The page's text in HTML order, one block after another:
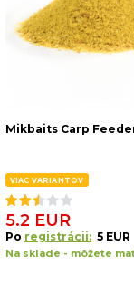
Mikbaits Carp
VIAC VARIANTOV
5.2 EUR
Po registrácii: 5 EUR
Na sklade - môžete